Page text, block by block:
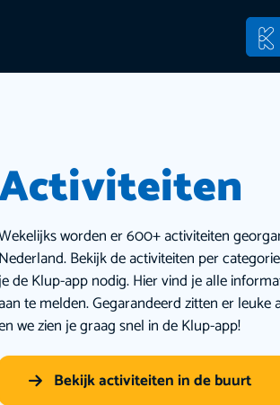
worden er 600+ activiteiten
Nederland. Bekijk de activiteiten per
de Klup-app nodig. Hier vind je alle
te melden. Gegarandeerd zitten er
we zien je graag snel in de Klup-app!
Bekijk activiteiten in de buurt